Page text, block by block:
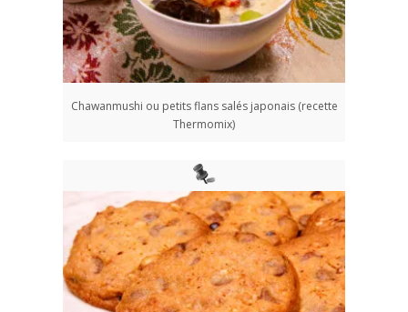
Chawanmushi ou petits flans salés japonais (recette
Thermomix)